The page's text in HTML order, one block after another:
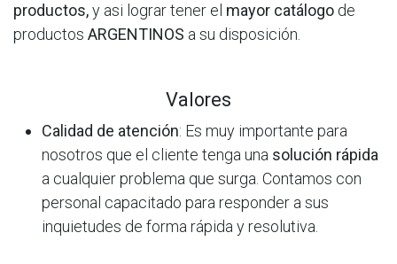
productos,y asi lograr tener el mayor catálogo de
productos ARGENTINOS a su disposición.
Valores
Calidad de atención: Es muy importante para
nosotros que el cliente tenga una solución rápida
a cualquier problema que surga. Contamos con
personal capacitado para responder a sus
inquietudes de forma rápida y resolutiva.